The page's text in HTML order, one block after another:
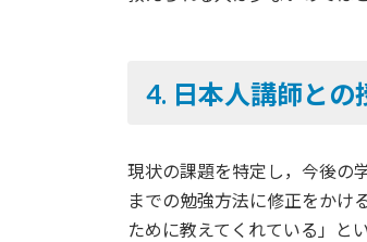
4. 日本人講師との
現状の課題を特定し，今後の
までの勉強方法に修正をかけ
ために教えてくれている」と